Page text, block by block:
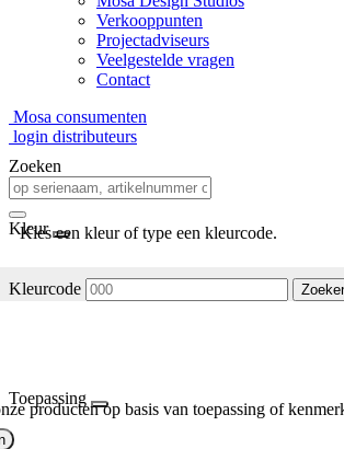
Verkooppunten
Projectadviseurs
Veelgestelde vragen
Contact
Mosa consumenten
login distributeurs
Zoeken
Kleur
Kies een kleur of type een kleurcode.
Kleurcode
Toepassing
producten op basis van toepassing of